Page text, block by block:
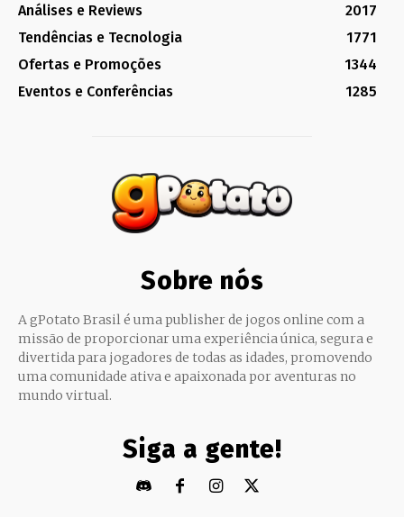
Análises e Reviews
2017
Tendências e Tecnologia
1771
Ofertas e Promoções
1344
Eventos e Conferências
1285
Sobre nós
A gPotato Brasil é uma publisher de jogos online com a
missão de proporcionar uma experiência única, segura e
divertida para jogadores de todas as idades, promovendo
uma comunidade ativa e apaixonada por aventuras no
mundo virtual.
Siga a gente!